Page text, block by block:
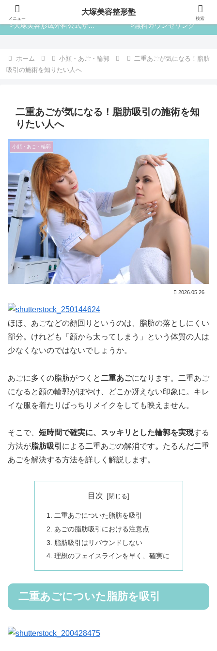
大塚美容整形塾
>大塚美容形成外科公式サイト >無料カウンセリング
ホーム 小顔・あご・輪郭
二重あごが気になる！脂肪
吸引の施術を知りたい人へ
二重あごが気になる！脂肪吸引の施術を知
りたい人へ
小顔・あご・輪郭
2026.05.26
ほほ、あごなどの顔回りというのは、脂肪の落としにくい
部分。けれども「顔から太ってしまう」という体質の人は
少なくないのではないでしょうか。
あごに多くの脂肪がつくと二重あごになります。二重あご
になると顔の輪郭がぼやけ、どこか冴えない印象に。キレ
イな服を着たりばっちりメイクをしても映えません。
そこで、 短時間で確実に、スッキリとした輪郭を実現する
方法が脂肪吸引 による二重あごの解消です。 たるんだ二重
あごを解決する方法を詳しく解説します。
目次
二重あごについた脂肪を吸引
あごの脂肪吸引における注意点
脂肪吸引はリバウンドしない
理想のフェイスラインを早く、確実に
二重あごについた脂肪を吸引
メニュー
大塚美容整形塾
検索